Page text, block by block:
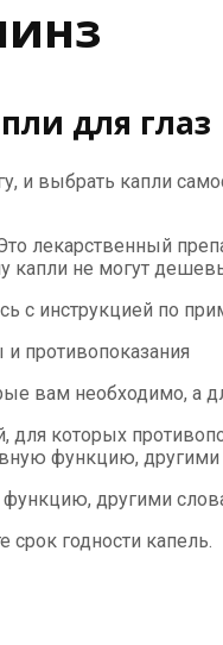
для глаз
и выбрать капли
лекарственный
капли не могут
с инструкцией по
противопоказания
вам необходимо, а
для которых
функцию, другими
другими
срок годности капель.